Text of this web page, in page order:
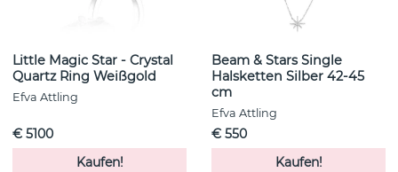
Little Magic Star - Crystal
Quartz Ring Weißgold
Efva Attling
€ 5100
Kaufen!
Beam & Stars Single
Halsketten Silber 42-45
cm
Efva Attling
€ 550
Kaufen!